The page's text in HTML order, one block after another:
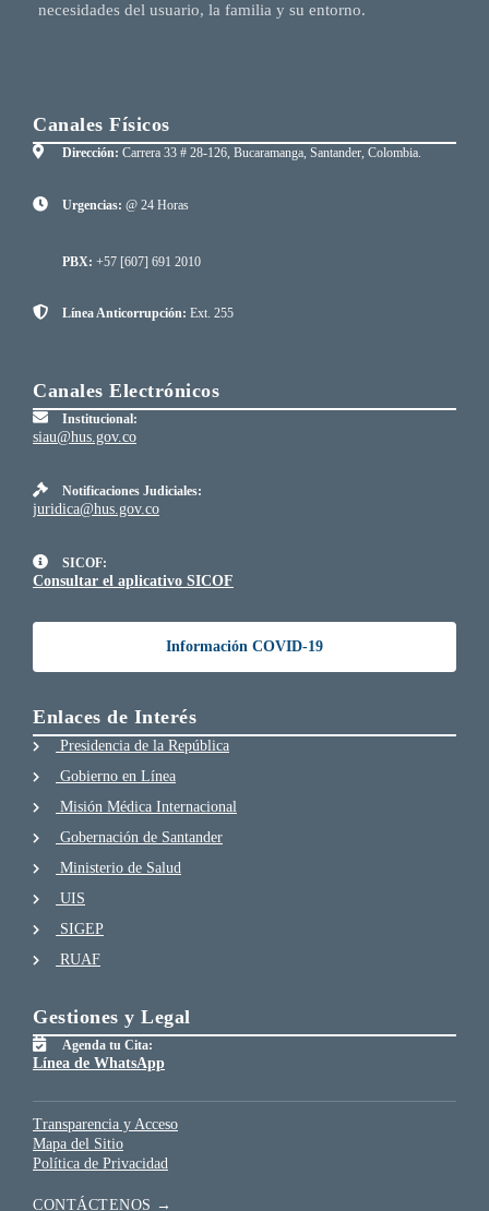
necesidades del usuario, la familia y su entorno.
Canales Físicos
Dirección: Carrera 33 # 28-126, Bucaramanga, Santander, Colombia.
Urgencias: @ 24 Horas
PBX: +57 [607] 691 2010
Línea Anticorrupción: Ext. 255
Canales Electrónicos
Institucional:
siau@hus.gov.co
Notificaciones Judiciales:
juridica@hus.gov.co
SICOF:
Consultar el aplicativo SICOF
Información COVID-19
Enlaces de Interés
Presidencia de la República
Gobierno en Línea
Misión Médica Internacional
Gobernación de Santander
Ministerio de Salud
UIS
SIGEP
RUAF
Gestiones y Legal
Agenda tu Cita:
Línea de WhatsApp
Transparencia y Acceso
Mapa del Sitio
Política de Privacidad
CONTÁCTENOS →